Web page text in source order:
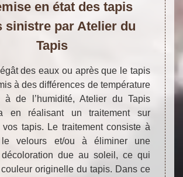
en état des tapis
sinistre par Atelier du
Tapis
des eaux ou après que le tapis
à des différences de température
à de l’humidité, Atelier du Tapis
en réalisant un traitement sur
vos tapis. Le traitement consiste à
le velours et/ou à éliminer une
décoloration due au soleil, ce qui
originelle du tapis. Dans ce